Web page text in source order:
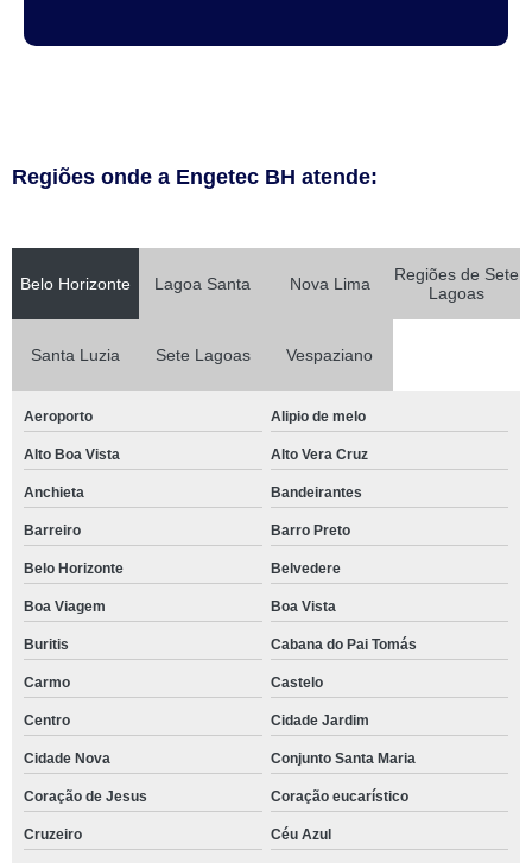
Regiões onde a Engetec BH atende:
Belo Horizonte Lagoa Santa Nova Lima
Regiões de Sete
Lagoas
Santa Luzia Sete Lagoas Vespaziano
Aeroporto Alipio de melo
Alto Boa Vista Alto Vera Cruz
Anchieta Bandeirantes
Barreiro Barro Preto
Belo Horizonte Belvedere
Boa Viagem Boa Vista
Buritis Cabana do Pai Tomás
Carmo Castelo
Centro Cidade Jardim
Cidade Nova Conjunto Santa Maria
Coração de Jesus Coração eucarístico
Cruzeiro Céu Azul